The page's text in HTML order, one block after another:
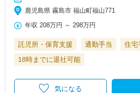
鹿児島県 霧島市 福山町福山771
年収 208万円 ～ 298万円
託児所・保育支援 通勤手当 住宅
18時までに退社可能
気になる